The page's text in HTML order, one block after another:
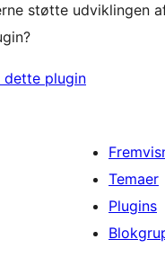
støtte udviklingen
dette plugin
Temaer
Plugins